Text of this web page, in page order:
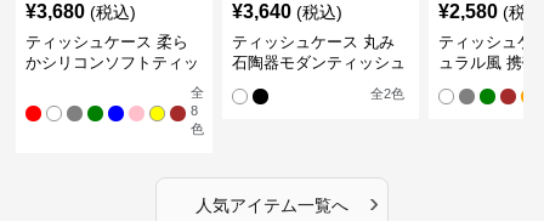
¥3,680 (税込)
ティッシュケース 柔ら
かシリコンソフトティッ
全
8
色
¥3,640 (税込)
ティッシュケース 丸み
石陶器モダンティッシュ
全2色
¥2,580 (税
ティッシュケ
ュラル風 携帯
人気アイテム一覧へ ›